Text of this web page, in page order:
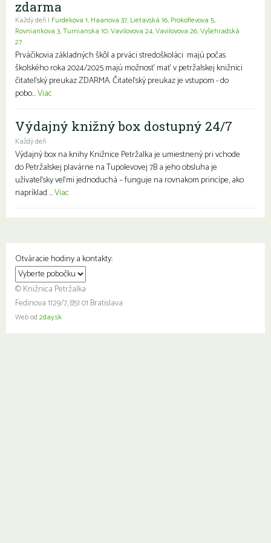
zdarma
Každý deň | Furdekova 1, Haanova 37, Lietavská 16, Prokofievova 5,
Rovniankova 3,Turnianska 10,Vavilovova 24,Vavilovova 26,Vyšehradská
27
Prváčikovia základných škôl a prváci stredoškoláci majú počas
školského roka 2024/2025 majú možnosť mať v petržalskej knižnici
čitateľský preukaz ZDARMA. Čitateľský preukaz je vstupom - do
pobo...Viac
Výdajný knižný box dostupný 24/7
Každý deň
Výdajný box na knihy Knižnice Petržalka je umiestnený pri vchode
do Petržalskej plavárne na Tupolevovej 7B a jeho obsluha je
užívateľsky veľmi jednoduchá – funguje na rovnakom princípe, ako
napríklad ...Viac
Otváracie hodiny a kontakty:
© Knižnica Petržalka
Fedinova 1129/7, 851 01 Bratislava
Web od 2day.sk